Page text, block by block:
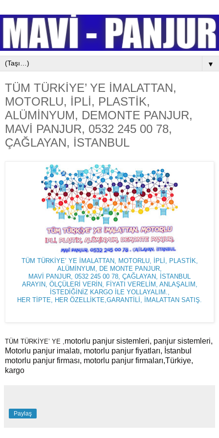
▼
TÜM TÜRKİYE’ YE İMALATTAN,
MOTORLU, İPLİ, PLASTİK,
ALÜMİNYUM, DEMONTE PANJUR,
MAVİ PANJUR, 0532 245 00 78,
ÇAĞLAYAN, İSTANBUL
TÜM TÜRKİYE’ YE İMALATTAN, MOTORLU, İPLİ, PLASTİK,
ALÜMİNYUM, DE MONTE PANJUR,
MAVİ PANJUR, 0532 245 00 78, ÇAĞLAYAN, İSTANBUL
ARAYIN, ÖLÇÜLERİ VERİN, FİYATI VERELİM, ANLAŞALIM,
İSTEDİĞİNİZ KARGO İLE YOLLAYALIM.,
HER TİPTE, HER ÖZELLİKTE,GARANTİLİ, İMALATTAN SATIŞ.
TÜM TÜRKİYE’ YE
motorlu panjur sistemleri, panjur sistemleri,
Motorlu panjur imalatı, motorlu panjur fiyatları, İstanbul
motorlu panjur firması, motorlu panjur firmaları,Türkiye,
kargo
Paylaş